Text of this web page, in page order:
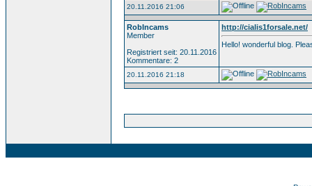
20.11.2016 21:06
RobIncams
Member
Registriert seit: 20.11.2016
Kommentare: 2
http://cialis1forsale.net/
Hello! wonderful blog.
20.11.2016 21:18